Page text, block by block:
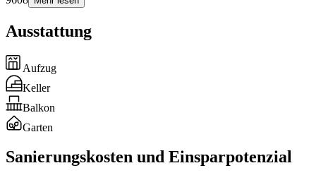
Ausstattung
Aufzug
Keller
Balkon
Garten
Sanierungskosten und Einsparpotenzial